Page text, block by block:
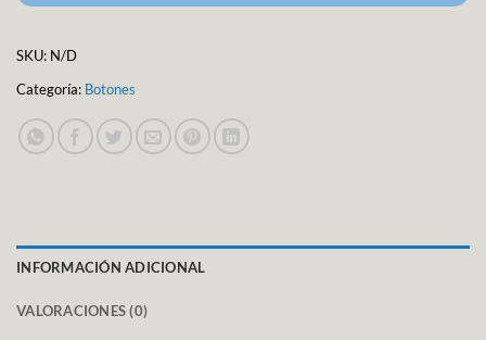
SKU: N/D
Categoría: Botones
INFORMACIÓN ADICIONAL
VALORACIONES (0)